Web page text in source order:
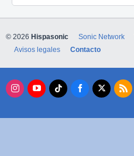
© 2026 Hispasonic Sonic Network
Avisos legales
Contacto